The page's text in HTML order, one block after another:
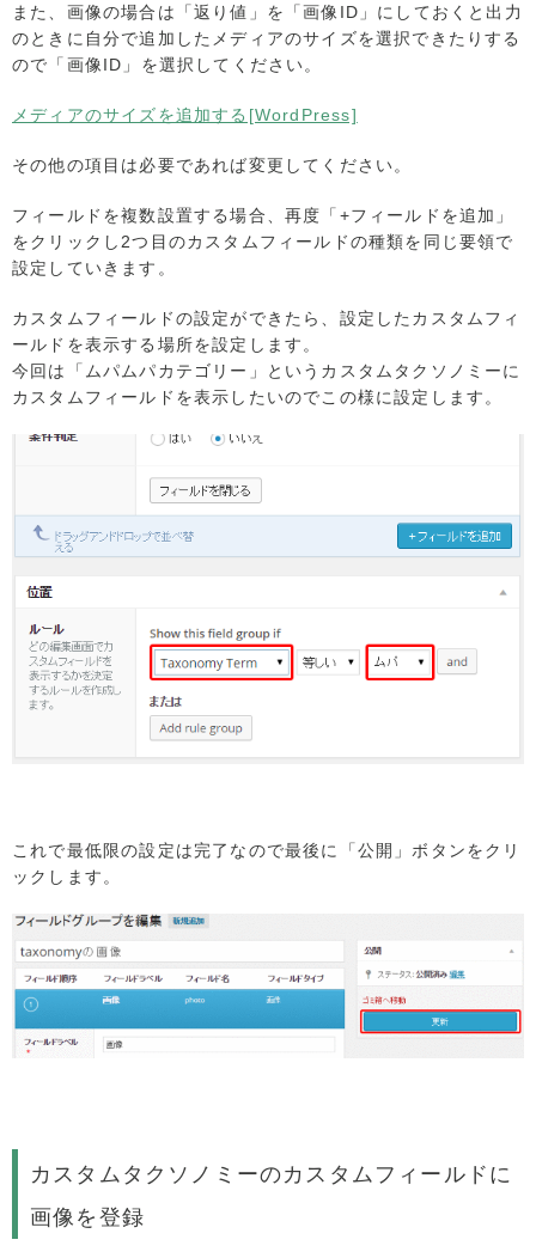
また、画像の場合は「返り値」を「画像ID」にしておくと出力
のときに自分で追加したメディアのサイズを選択できたりする
ので「画像ID」を選択してください。
メディアのサイズを追加する[WordPress]
その他の項目は必要であれば変更してください。
フィールドを複数設置する場合、再度「+フィールドを追加」
をクリックし2つ目のカスタムフィールドの種類を同じ要領で
設定していきます。
カスタムフィールドの設定ができたら、設定したカスタムフィ
ールドを表示する場所を設定します。
今回は「ムパムパカテゴリー」というカスタムタクソノミーに
カスタムフィールドを表示したいのでこの様に設定します。
これで最低限の設定は完了なので最後に「公開」ボタンをクリ
ックします。
カスタムタクソノミーのカスタムフィールドに
画像を登録